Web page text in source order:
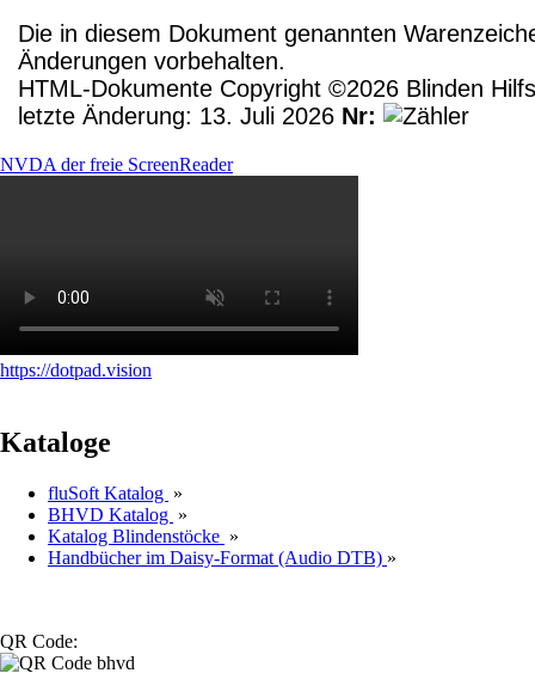
Die in diesem Dokument genannten
Änderungen vorbehalten.
HTML-Dokumente Copyright ©2026 Blinden
letzte Änderung: 13. Juli 2026 Nr:
NVDA der freie ScreenReader
https://dotpad.vision
Kataloge
fluSoft Katalog »
BHVD Katalog »
Katalog Blindenstöcke »
Handbücher im Daisy-Format (Audio DTB) »
QR Code: